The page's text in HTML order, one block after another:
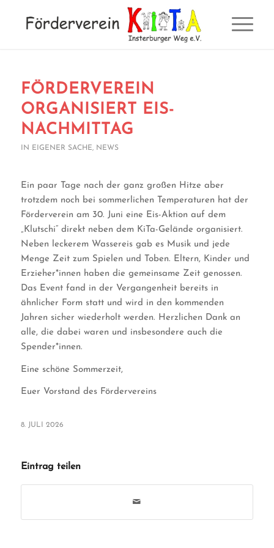
FÖRDERVEREIN
ORGANISIERT EIS-
NACHMITTAG
IN EIGENER SACHE, NEWS
Ein paar Tage nach der ganz großen Hitze aber
trotzdem noch bei sommerlichen Temperaturen hat der
Förderverein am 30. Juni eine Eis-Aktion auf dem
„Klutschi“ direkt neben dem KiTa-Gelände organisiert.
Neben leckerem Wassereis gab es Musik und jede
Menge Zeit zum Spielen und Toben. Eltern, Kinder und
Erzieher*innen haben die gemeinsame Zeit genossen.
Das Event fand in der Vergangenheit bereits in
ähnlicher Form statt und wird in den kommenden
Jahren sicher wiederholt werden. Herzlichen Dank an
alle, die dabei waren und insbesondere auch die
Spender*innen.
Eine schöne Sommerzeit,
Euer Vorstand des Fördervereins
8. JULI 2026
Eintrag teilen